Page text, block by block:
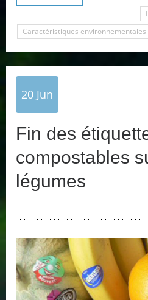
Caractéristiques environnementales
20 Jun
Fin des
compostables
légumes